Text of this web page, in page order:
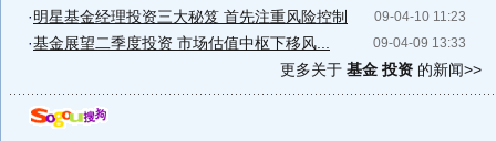
09-04-10 11:23
·明星基金经理投资三大秘笈 首先注重风险控制
09-04-09 13:33
·基金展望二季度投资 市场估值中枢下移风...
更多关于 基金 投资 的新闻>>